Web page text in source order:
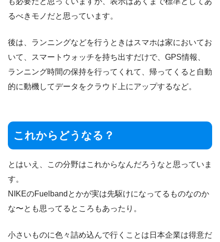
るべきモノだと思っています。
後は、ランニングなどを行うときはスマホは家においてお
いて、スマートウォッチを持ち出すだけで、GPS情報、
ランニング時間の保持を行ってくれて、帰ってくると自動
的に動機してデータをクラウド上にアップするなど。
これからどうなる？
とはいえ、この分野はこれからなんだろうなと思っていま
す。
NIKEのFuelbandとかが実は先駆けになってるものなのか
な〜とも思ってるところもあったり。
小さいものに色々詰め込んで行くことは日本企業は得意だ